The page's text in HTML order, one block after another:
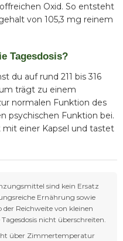
Oxid. So entsteht
von 105,3 mg reinem
Tagesdosis?
du auf rund 211 bis 316
trägt zu einem
normalen Funktion des
psychischen Funktion bei.
einer Kapsel und tastet
sind kein Ersatz
Ernährung sowie
der Reichweite von kleinen
nicht überschreiten.
über Zimmertemperatur